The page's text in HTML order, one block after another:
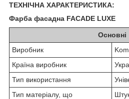
ТЕХНІЧНА ХАРАКТЕРИСТИКА:
Фарба фасадна FACADE LUXE
Основні
Виробник
Країна виробник
Тип використання
Тип матеріалу, що